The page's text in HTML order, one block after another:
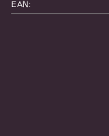
EAN: